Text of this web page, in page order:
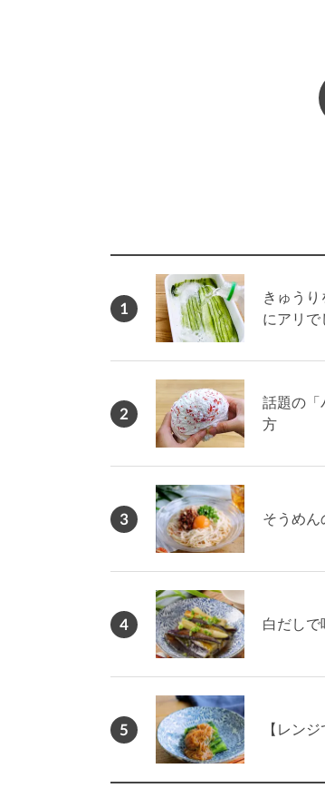
1
きゅう
にアリで
2
話題の「
方
3 そうめん
4 白だしで
5 【レン